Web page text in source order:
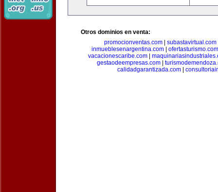
Otros dominios en venta:
promocionventas.com| subastavirtual.com
inmueblesenargentina.com| ofertasturismo.com
vacacionescaribe.com
gestaodeempresas.com|
calidadgarantizada.com